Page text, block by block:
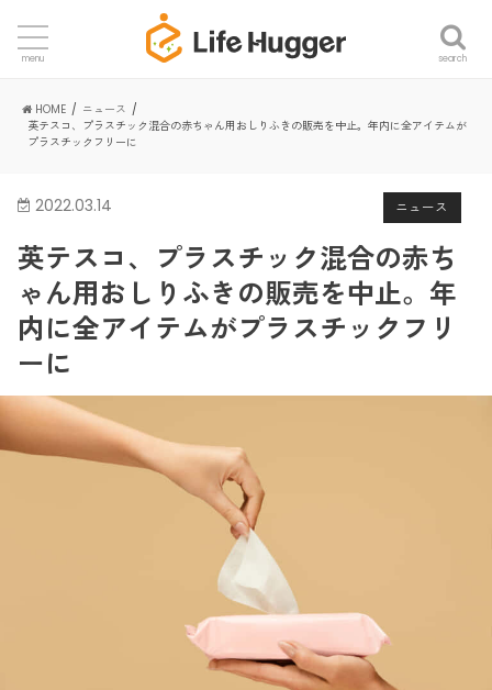
search
menu
HOME
ニュース
英テスコ、プラスチック混合の赤ちゃん用おしりふきの販売を中止。年内に全アイテムが
プラスチックフリーに
ニュース
2022.03.14
英テスコ、プラスチック混合の赤ち
ゃん用おしりふきの販売を中止。年
内に全アイテムがプラスチックフリ
ーに